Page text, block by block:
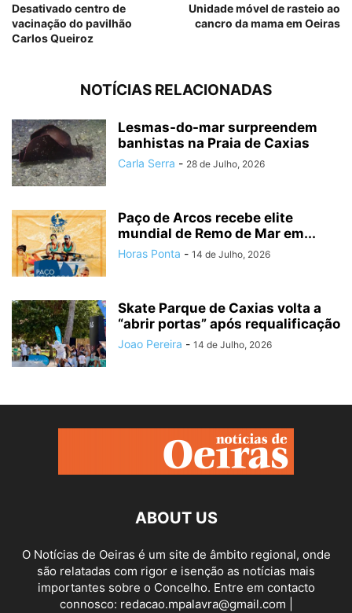
Desativado centro de
vacinação do pavilhão
Carlos Queiroz
Unidade móvel de rasteio ao
cancro da mama em Oeiras
NOTÍCIAS RELACIONADAS
Lesmas-do-mar surpreendem
banhistas na Praia de Caxias
Carla Serra - 28 de Julho, 2026
Paço de Arcos recebe elite
mundial de Remo de Mar em...
Horas Ponta - 14 de Julho, 2026
Skate Parque de Caxias volta a
“abrir portas” após requalificação
Joao Pereira - 14 de Julho, 2026
ABOUT US
O Notícias de Oeiras é um site de âmbito regional, onde
são relatadas com rigor e isenção as notícias mais
importantes sobre o Concelho. Entre em contacto
connosco: redacao.mpalavra@gmail.com |